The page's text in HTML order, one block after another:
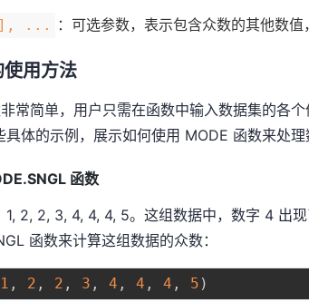
... ：可选参数，表示包含众数的其他数值
用方法
常简单，用户只需在函数中输入数据集的各
体的示例，展示如何使用 MODE 函数来处理
函数
1, 2, 2, 3, 4, 4, 4, 5。这组数据中，数字 4 出
函数来计算这组数据的众数：
1 , 2 , 2 , 3 , 4 , 4 , 4 , 5 )